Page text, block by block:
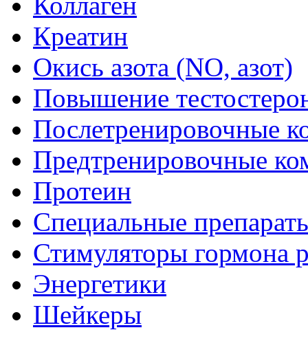
Креатин
Окись азота (NO, азот)
Повышение
Послетренировочные
Предтренировочные
Протеин
Специальные
Стимуляторы гормона
Энергетики
Шейкеры